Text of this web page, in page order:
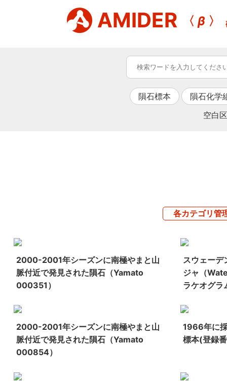
AMIDER 〈 β 〉
隕石標本 隕石化学
空白
各カテゴリ管
2000-2001年シーズンに南極やまと山
脈付近で発見された隕石（Yamato
000351）
スウェーデ
ジャ（
ラケオグラ
2000-2001年シーズンに南極やまと山
脈付近で発見された隕石（Yamato
000854）
1966年に
標本(登録